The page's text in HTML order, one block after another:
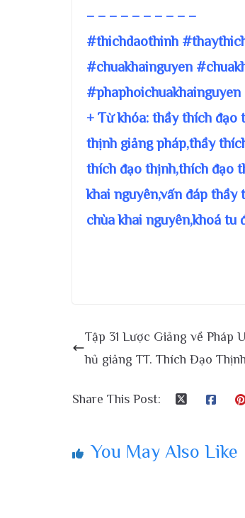
– – – – – – – – – –
#thichdaothinh
#chuakhainguyen
+ Từ khóa: thầy thích đạo
thịnh giảng pháp,thầy
thích đạo thịnh,thích đạo
khai nguyên,vấn đáp
chùa khai nguyên,khoá
Tập 31 Lược Giảng về Pháp
hủ giảng TT. Thích Đạo
Share This Post:
You May Also Like